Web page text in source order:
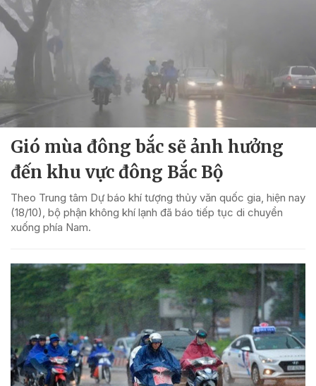
Gió mùa đông bắc sẽ ảnh hưởng
đến khu vực đông Bắc Bộ
Theo Trung tâm Dự báo khí tượng thủy văn quốc gia, hiện nay
(18/10), bộ phận không khí lạnh đã báo tiếp tục di chuyển
xuống phía Nam.